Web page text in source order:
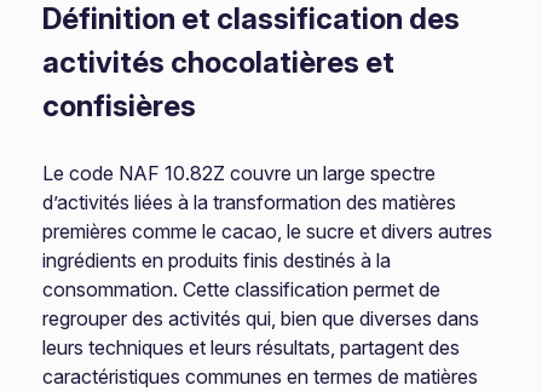
Définition et classification des
activités chocolatières et
confisières
Le code NAF 10.82Z couvre un large spectre
d’activités liées à la transformation des matières
premières comme le cacao, le sucre et divers autres
ingrédients en produits finis destinés à la
consommation. Cette classification permet de
regrouper des activités qui, bien que diverses dans
leurs techniques et leurs résultats, partagent des
caractéristiques communes en termes de matières